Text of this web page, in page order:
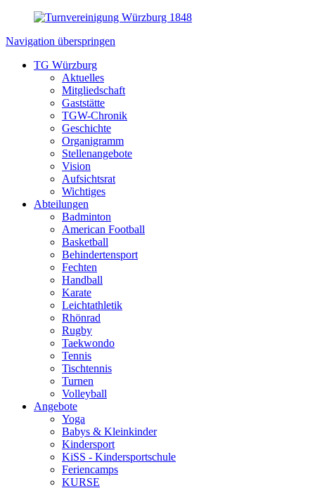
Navigation überspringen
TG Würzburg
Aktuelles
Mitgliedschaft
Gaststätte
TGW-Chronik
Geschichte
Organigramm
Stellenangebote
Vision
Aufsichtsrat
Wichtiges
Abteilungen
Badminton
American Football
Basketball
Behindertensport
Fechten
Handball
Karate
Leichtathletik
Rhönrad
Rugby
Taekwondo
Tennis
Tischtennis
Turnen
Volleyball
Angebote
Yoga
Babys & Kleinkinder
Kindersport
KiSS - Kindersportschule
Feriencamps
KURSE